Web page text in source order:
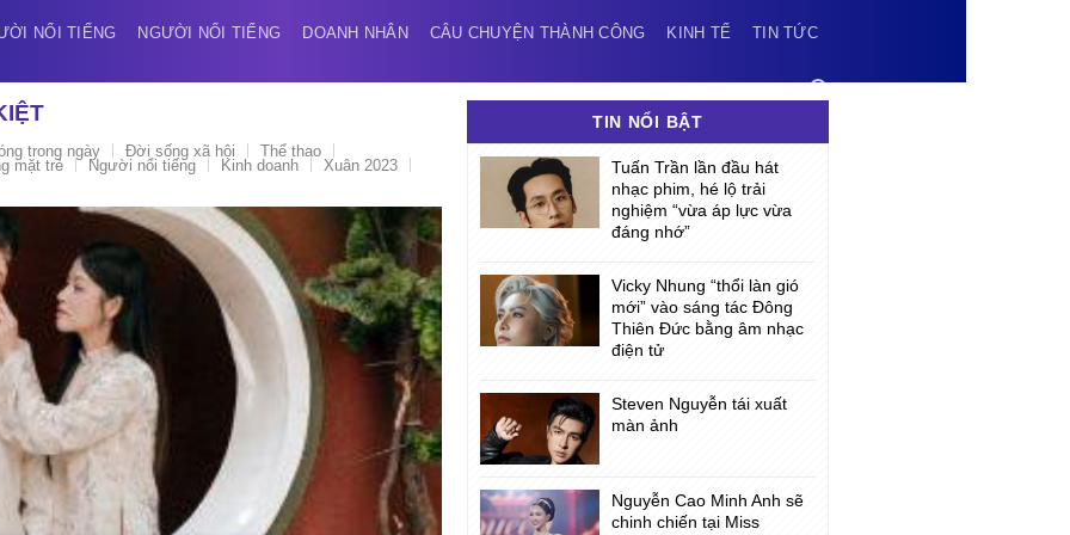
NỔI TIẾNG NGƯỜI NỔI TIẾNG DOANH NHÂN CÂU CHUYỆN THÀNH CÔNG KINH TẾ TIN TỨC
trong ngày Đời sống xã hội
Thể thao
mặt trẻ Người nổi tiếng Kinh doanh
Xuân 2023
TIN NỔI BẬT
Tuấn Trần lần đầu hát
nhạc phim, hé lộ trải
nghiệm “vừa áp lực vừa
đáng nhớ”
Vicky Nhung “thổi làn gió
mới” vào sáng tác Đông
Thiên Đức bằng âm nhạc
điện tử
Steven Nguyễn tái xuất
màn ảnh
Nguyễn Cao Minh Anh sẽ
chinh chiến tại Miss